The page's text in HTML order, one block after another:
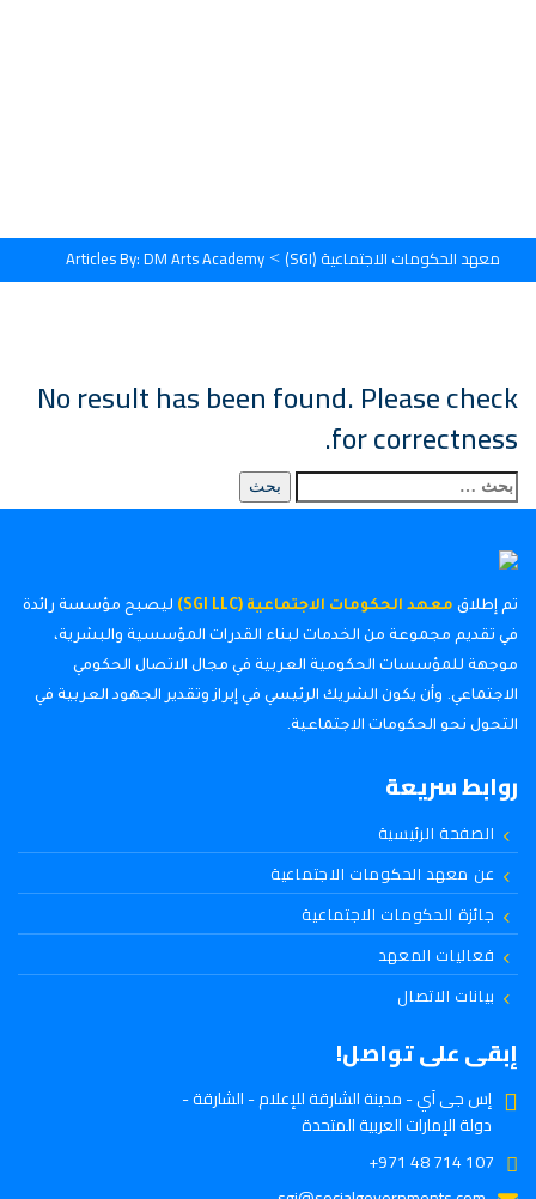
معهد الحكومات الاجتماعية (SGI) >
Articles By: DM Arts Academy
No result has been found. Please check
for correctness.
تم إطلاق معهد الحكومات الاجتماعية (SGI LLC)
ليصبح مؤسسة رائدة
في تقديم مجموعة من الخدمات لبناء القدرات المؤسسية والبشرية،
موجهة للمؤسسات الحكومية العربية في مجال الاتصال الحكومي
الاجتماعي. وأن يكون الشريك الرئيسي في إبراز وتقدير الجهود العربية في
التحول نحو الحكومات الاجتماعية.
روابط سريعة
الصفحة الرئيسية
عن معهد الحكومات الاجتماعية
جائزة الحكومات الاجتماعية
فعاليات المعهد
بيانات الاتصال
إبقى على تواصل!
إس جى آي - مدينة الشارقة للإعلام - الشارقة -
دولة الإمارات العربية المتحدة
107 714 48 971+